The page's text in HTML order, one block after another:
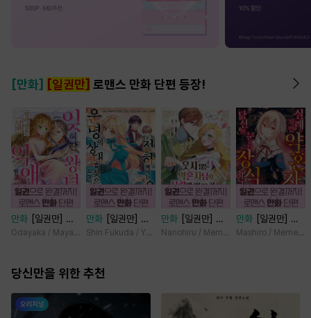
[만화] [일권만] 로맨스 만화 단편 등장!
만화
[일권만] 잊
혀진 왕녀지만 정
니다 [단행본]
Odayaka / Maya Koike
만화
[일권만] 전
하께서는 오늘도
(웃음) [단행본]
Shin Fukuda / Yoko Kurosu
만화
[일권만] 웃
지 않는 약혼자님
Nanohiru / Memeko
만화
[일권만] 실
례지만 약혼자님,
Mashiro / Memeko
당신만을 위한 추천